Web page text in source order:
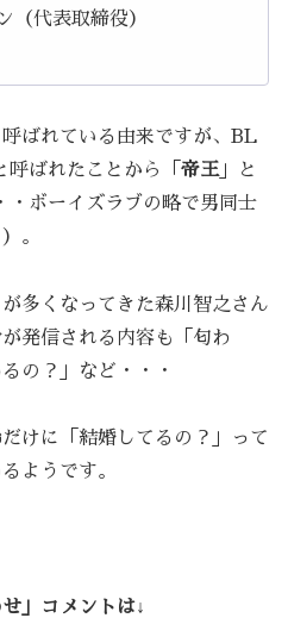
（代表取締役）
呼ばれている由来ですが、BL
呼ばれたことから「 帝王 」と
・ボーイズラブの略で男同士
。
多くなってきた森川智之さん
発信される内容も「匂わ
の？」など・・・
けに「結婚してるの？」って
ようです。
」コメントは↓